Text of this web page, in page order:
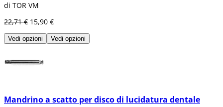
di TOR VM
22,71 € 15,90 €
Vedi opzioni Vedi opzioni
Mandrino a scatto per disco di lucidatura dentale